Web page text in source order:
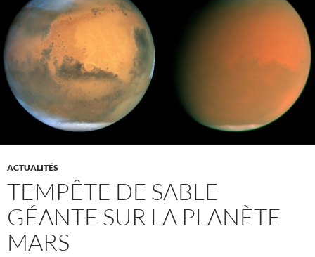
ACTUALITÉS
TEMPÊTE DE SABLE
GÉANTE SUR LA PLANÈTE
MARS